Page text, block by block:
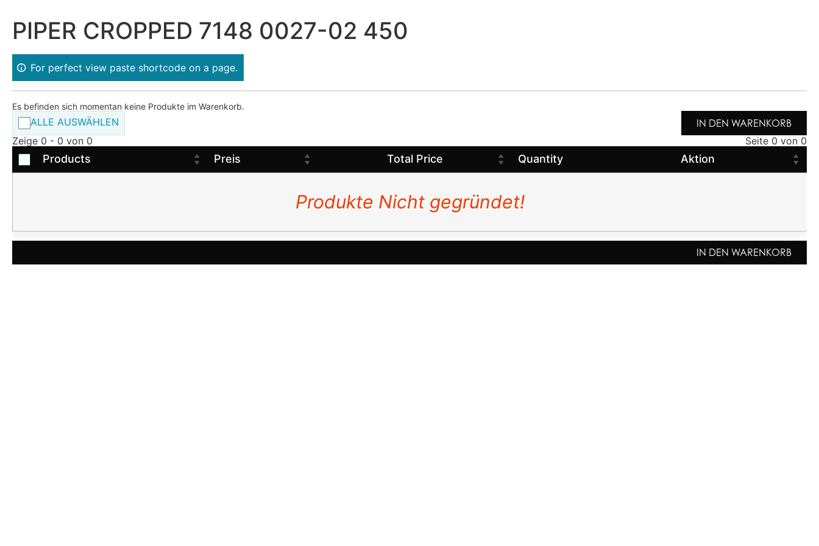
PIPER CROPPED 7148 0027-02 450
For perfect view paste shortcode on a page.
Es befinden sich momentan keine Produkte im Warenkorb.
ALLE AUSWÄHLEN
IN DEN WARENKORB
Zeige 0 - 0 von 0
Seite 0 von 0
Products Preis Total Price Quantity Aktion
Produkte Nicht gegründet!
IN DEN WARENKORB